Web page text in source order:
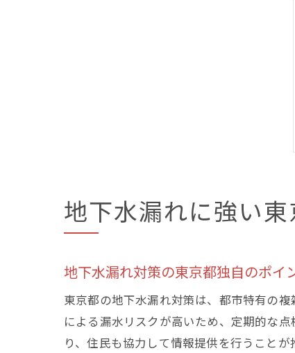
地下水漏れに強い
地下水漏れ対策の東京都独自のポイ
東京都の地下水漏れ対策は、都市特有の
による漏水リスクが高いため、定期的な
り、住民も協力して情報提供を行うことが